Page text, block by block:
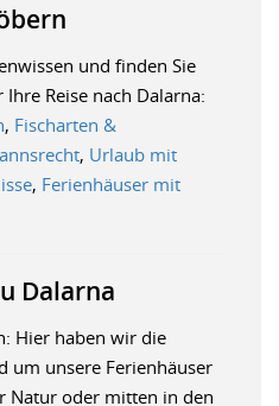
und finden Sie
Reise nach Dalarna:
, Fischarten &
, Urlaub mit
, Ferienhäuser mit
Dalarna
Hier haben wir die
um unsere Ferienhäuser
Natur oder mitten in den